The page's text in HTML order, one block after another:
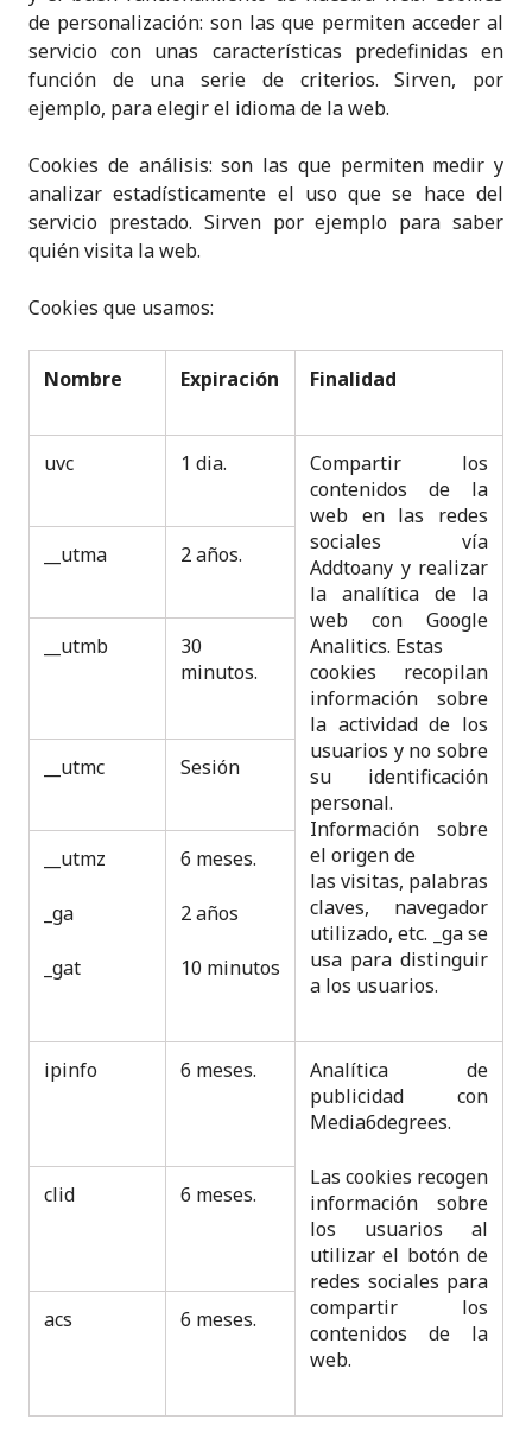
de personalización: son las que permiten acceder al
servicio con unas características predefinidas en
función de una serie de criterios. Sirven, por
ejemplo, para elegir el idioma de la web.
Cookies de análisis: son las que permiten medir y
analizar estadísticamente el uso que se hace del
servicio prestado. Sirven por ejemplo para saber
quién visita la web.
Cookies que usamos:
Nombre Expiración Finalidad
uvc 1 dia.
Compartir los
contenidos de la
web en las redes
sociales vía
Addtoany y realizar
la analítica de la
web con Google
Analitics. Estas
cookies recopilan
información sobre
la actividad de los
usuarios y no sobre
su identificación
personal.
Información sobre
el origen de
las visitas, palabras
claves, navegador
utilizado, etc. _ga se
usa para distinguir
a los usuarios.
__utma 2 años.
__utmb
30
minutos.
__utmc Sesión
__utmz
_ga
_gat
6 meses.
2 años
10 minutos
ipinfo 6 meses.
Analítica de
publicidad con
Media6degrees.
Las cookies recogen
información sobre
los usuarios al
utilizar el botón de
redes sociales para
compartir los
contenidos de la
web.
clid 6 meses.
acs 6 meses.